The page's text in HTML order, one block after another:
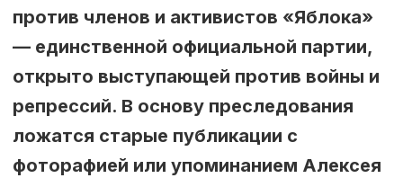
против членов и активистов «Яблока»
— единственной официальной партии,
открыто выступающей против войны и
репрессий. В основу преследования
ложатся старые публикации с
фоторафией или упоминанием Алексея